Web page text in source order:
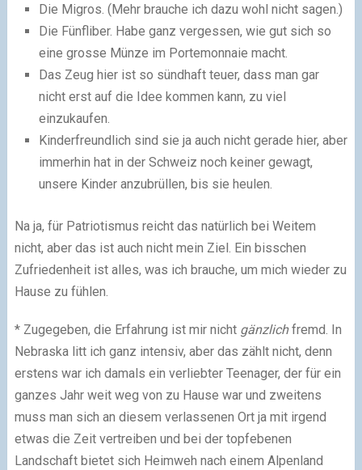
Die Migros. (Mehr brauche ich dazu wohl nicht sagen.)
Die Fünfliber. Habe ganz vergessen, wie gut sich so
eine grosse Münze im Portemonnaie macht.
Das Zeug hier ist so sündhaft teuer, dass man gar
nicht erst auf die Idee kommen kann, zu viel
einzukaufen.
Kinderfreundlich sind sie ja auch nicht gerade hier, aber
immerhin hat in der Schweiz noch keiner gewagt,
unsere Kinder anzubrüllen, bis sie heulen.
Na ja, für Patriotismus reicht das natürlich bei Weitem
nicht, aber das ist auch nicht mein Ziel. Ein bisschen
Zufriedenheit ist alles, was ich brauche, um mich wieder zu
Hause zu fühlen.
* Zugegeben, die Erfahrung ist mir nicht gänzlichfremd. In
Nebraska litt ich ganz intensiv, aber das zählt nicht, denn
erstens war ich damals ein verliebter Teenager, der für ein
ganzes Jahr weit weg von zu Hause war und zweitens
muss man sich an diesem verlassenen Ort ja mit irgend
etwas die Zeit vertreiben und bei der topfebenen
Landschaft bietet sich Heimweh nach einem Alpenland